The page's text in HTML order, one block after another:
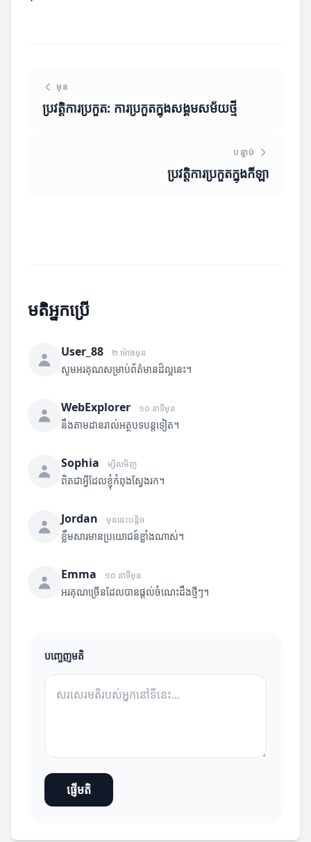
មុន
ប្រវត្តិការប្រកួត: ការប្រកួតក្នុងសង្គមសម័យថ្មី
បន្ទាប់
ប្រវត្តិការប្រកួតក្នុងកីឡា
មតិអ្នកប្រើ
User_88 ២ ម៉ោងមុន
សូមអរគុណសម្រាប់ព័ត៌មានដ៏ល្អនេះ។
WebExplorer ១០ នាទីមុន
នឹងតាមដានរាល់អត្ថបទបន្តទៀត។
Sophia ម្សិលមិញ
ពិតជាអ្វីដែលខ្ញុំកំពុងស្វែងរក។
Jordan មុននេះបន្តិច
ខ្លឹមសារមានប្រយោជន៍ខ្លាំងណាស់។
Emma ១០ នាទីមុន
អរគុណច្រើនដែលបានផ្តល់ចំណេះដឹងថ្មីៗ។
បញ្ចេញមតិ
ផ្ញើមតិ